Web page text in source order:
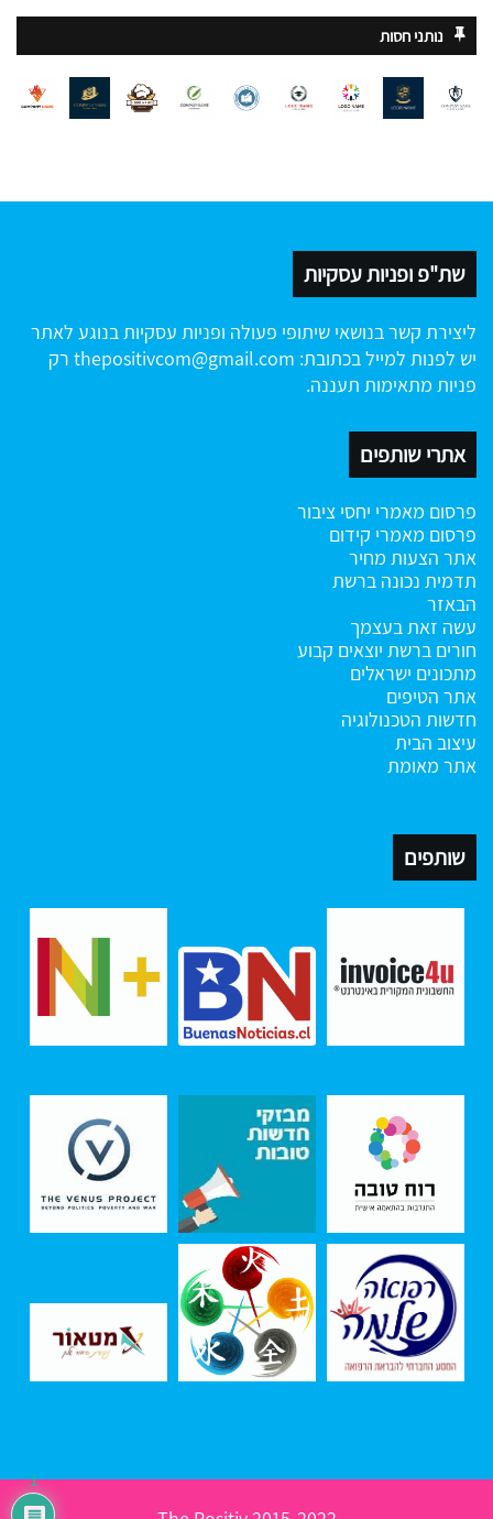
נותני חסות
שת"פ ופניות עסקיות
ליצירת קשר בנושאי שיתופי פעולה ופניות עסקיות בנוגע לאתר
יש לפנות למייל בכתובת: thepositivcom@gmail.com רק
פניות מתאימות תעננה.
אתרי שותפים
פרסום מאמרי יחסי ציבור
פרסום מאמרי קידום
אתר הצעות מחיר
תדמית נכונה ברשת
הבאזר
עשה זאת בעצמך
חורים ברשת יוצאים קבוע
מתכונים ישראלים
אתר הטיפים
חדשות הטכנולוגיה
עיצוב הבית
אתר מאומת
שותפים
1